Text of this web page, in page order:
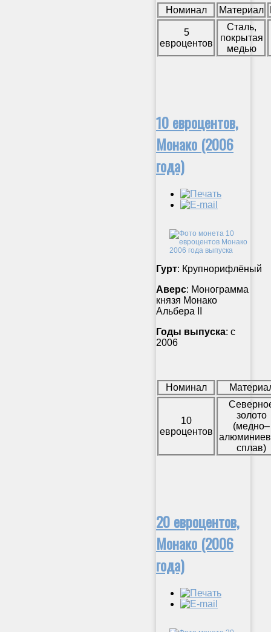
Номинал Материал
5
евроцентов
Сталь,
покрытая
медью
10 евроцентов,
Монако (2006
года)
Гурт: Крупнорифлёный
Аверс: Монограмма
князя Монако
Альбера II
Годы выпуска: с
2006
Номинал
10
евроцентов
золото
(медно–
сплав)
20 евроцентов,
Монако (2006
года)